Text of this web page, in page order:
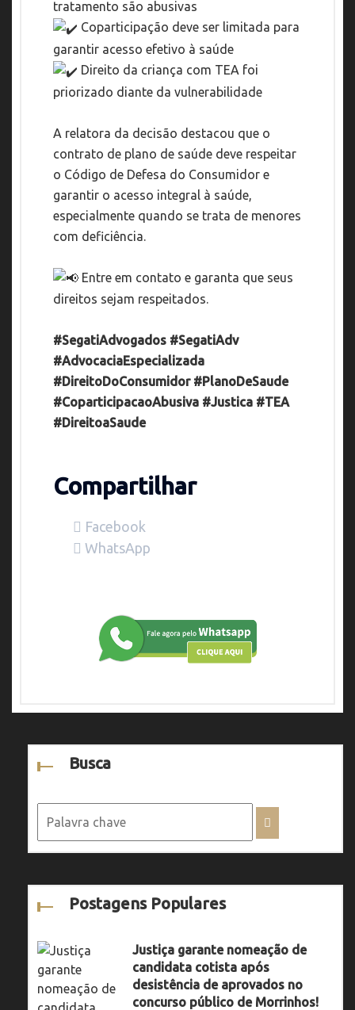
tratamento são abusivas
Coparticipação deve ser limitada para
garantir acesso efetivo à saúde
Direito da criança com TEA foi
priorizado diante da vulnerabilidade
A relatora da decisão destacou que o
contrato de plano de saúde deve respeitar
o Código de Defesa do Consumidor e
garantir o acesso integral à saúde,
especialmente quando se trata de menores
com deficiência.
Entre em contato e garanta que seus
direitos sejam respeitados.
#SegatiAdvogados #SegatiAdv
#AdvocaciaEspecializada
#DireitoDoConsumidor #PlanoDeSaude
#CoparticipacaoAbusiva #Justica #TEA
#DireitoaSaude
Compartilhar
Facebook
WhatsApp
Busca
Postagens Populares
Justiça garante nomeação de
candidata cotista após
desistência de aprovados no
concurso público de Morrinhos!